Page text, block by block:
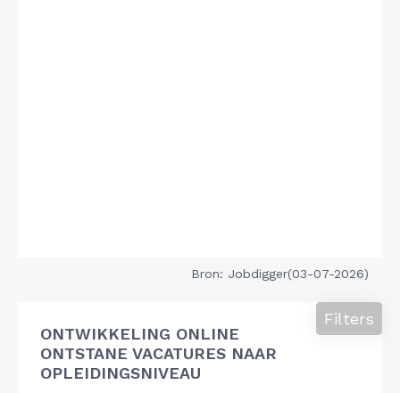
Bron: Jobdigger(03-07-2026)
ONTWIKKELING ONLINE
ONTSTANE VACATURES NAAR
OPLEIDINGSNIVEAU
Filters